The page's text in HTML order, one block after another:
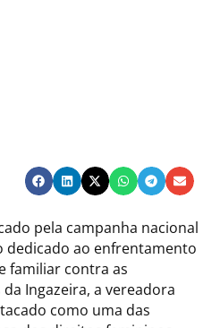
pela campanha nacional
dedicado ao enfrentamento
familiar contra as
Ingazeira, a vereadora
como uma das